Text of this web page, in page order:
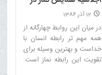
استان کرمان
12 آذر 1386
در میان این روابط چهارگانه از
همه مهم تر رابطه انسان با
خداست و بهترین وسیله براى
تقویت این رابطه نماز است.